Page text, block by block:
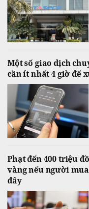
Một số giao dịch
cần ít nhất 4 giờ để
Phạt đến 400 triệu
vàng nếu người
đây